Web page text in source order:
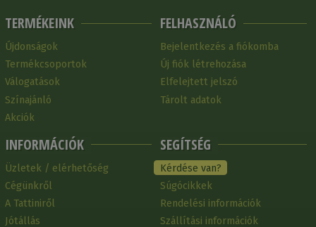
TERMÉKEINK
Újdonságok
Termékcsoportok
Válogatások
Színajánló
Akciók
INFORMÁCIÓK
Üzletek / elérhetőség
Cégünkről
A Tattiniről
Jótállás
FELHASZNÁLÓ
Bejelentkezés a fiókomba
Új fiók létrehozása
Elfelejtett jelszó
Tárolt adatok
SEGÍTSÉG
Kérdése van?
Súgócikkek
Rendelési információk
Szállítási információk